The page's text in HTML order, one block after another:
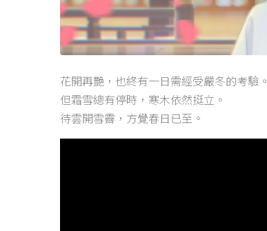
花開再艷，也終有一日需經受嚴冬的考驗。
但霜雪總有停時，寒木依然挺立。
待雲開雪霽，方覺春日已至。